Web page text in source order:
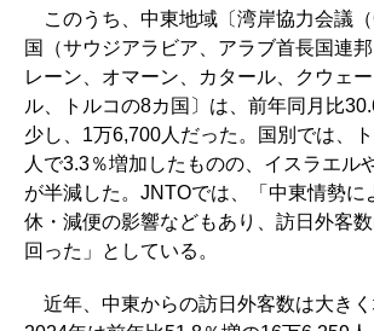
このうち、中東地域〔湾岸協力会議
国（サウジアラビア、アラブ首長国連
レーン、オマーン、カタール、クウェ
ル、トルコの8カ国〕は、前年同月比
少し、1万6,700人だった。国別では、
人で3.3％増加したものの、イスラエル
が半減した。JNTOでは、「中東情勢に
休・減便の影響などもあり、訪日外客
回った」としている。
近年、中東からの訪日外客数は大きく